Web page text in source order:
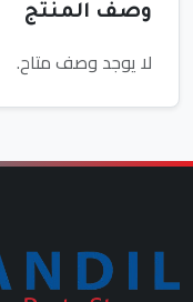
وصف المنتج
لا يوجد وصف متاح.